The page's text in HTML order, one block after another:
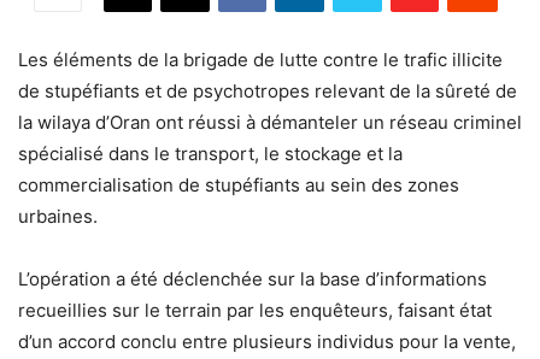
Les éléments de la brigade de lutte contre le trafic illicite
de stupéfiants et de psychotropes relevant de la sûreté de
la wilaya d’Oran ont réussi à démanteler un réseau criminel
spécialisé dans le transport, le stockage et la
commercialisation de stupéfiants au sein des zones
urbaines.
L’opération a été déclenchée sur la base d’informations
recueillies sur le terrain par les enquêteurs, faisant état
d’un accord conclu entre plusieurs individus pour la vente,